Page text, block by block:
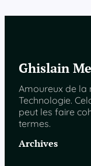
Ghislain
Amoureux de la
Technologie.
peut les faire
termes.
Archives